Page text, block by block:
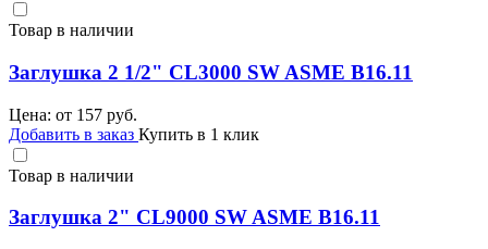
Товар в наличии
Заглушка 2 1/2" CL3000 SW ASME B16.11
Цена: от 157 руб.
Добавить в заказ Купить в 1 клик
Товар в наличии
Заглушка 2" CL9000 SW ASME B16.11